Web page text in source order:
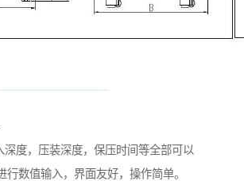
深度，压装深度，保压时间等全部可以
行数值输入，界面友好，操作简单。